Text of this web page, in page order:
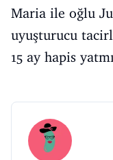
Maria ile oğlu
uyuşturucu
15 ay hapis